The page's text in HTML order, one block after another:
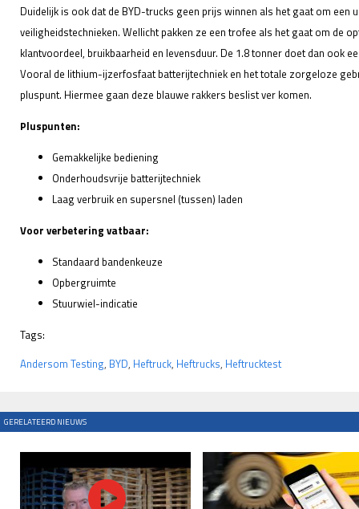
Duidelijk is ook dat de BYD-trucks geen prijs winnen als het gaat om
veiligheidstechnieken. Wellicht pakken ze een trofee als het gaat om de
klantvoordeel, bruikbaarheid en levensduur. De 1.8 tonner doet dan ook
Vooral de lithium-ijzerfosfaat batterijtechniek en het totale zorgeloze
pluspunt. Hiermee gaan deze blauwe rakkers beslist ver komen.
Pluspunten:
Gemakkelijke bediening
Onderhoudsvrije batterijtechniek
Laag verbruik en supersnel (tussen) laden
Voor verbetering vatbaar:
Standaard bandenkeuze
Opbergruimte
Stuurwiel-indicatie
Tags:
Andersom Testing, BYD, Heftruck, Heftrucks, Heftrucktest
GERELATEERD NIEUWS